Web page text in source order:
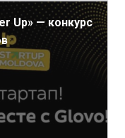
Up» — конкурс